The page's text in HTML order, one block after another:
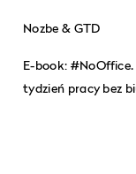
Nozbe & GTD
E-book:
tydzień pracy bez